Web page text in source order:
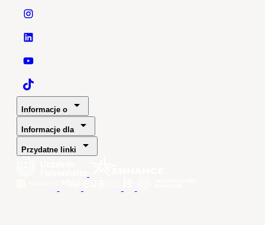
Politechnika Gdańska - Instagram
Politechnika Gdańska - LinkedIn
Politechnika Gdańska - YouTube
Politechnika Gdańska - TaikTok
Informacje o
Informacje dla
Przydatne linki